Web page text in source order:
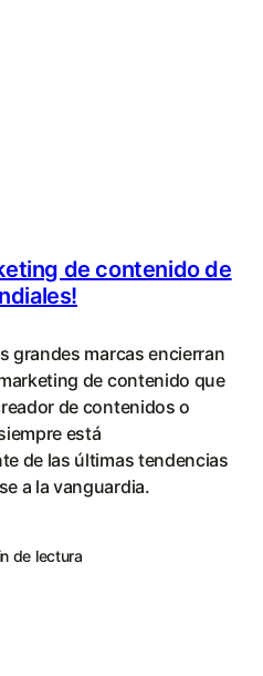
de contenido de
grandes marcas encierran
de contenido que
de contenidos o
está
de las últimas tendencias
a la vanguardia.
de lectura